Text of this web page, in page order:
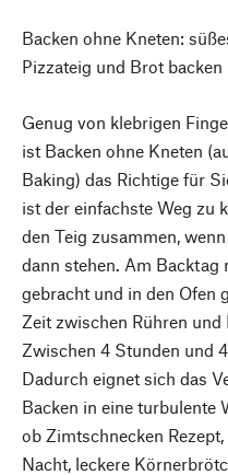
Backen ohne Kneten:
Pizzateig und Brot backen
Genug von klebrigen
ist Backen ohne Kneten
Baking) das Richtige für
ist der einfachste Weg zu
den Teig zusammen,
dann stehen. Am
gebracht und in den Ofen
Zeit zwischen Rühren
Zwischen 4 Stunden und
Dadurch eignet sich das
Backen in eine turbulente
ob Zimtschnecken
Nacht, leckere